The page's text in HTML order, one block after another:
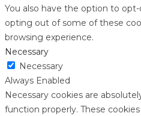
You also have the option to
opting out of some of these
browsing experience.
Necessary
Necessary
Always Enabled
Necessary cookies are
function properly. These